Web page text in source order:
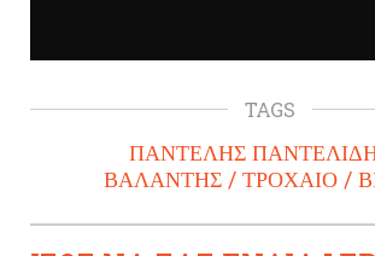
TAGS
ΠΑΝΤΕΛΗΣ
ΒΑΛΑΝΤΗΣ
ΤΡΟΧΑΙΟ